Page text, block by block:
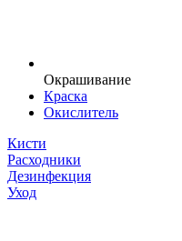
Окрашивание
Краска
Окислитель
Кисти
Расходники
Дезинфекция
Уход